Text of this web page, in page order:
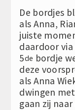
De bordjes
als Anna,
juiste
daardoor
5de bordje
deze
als Anna
dwingen
gaan zij